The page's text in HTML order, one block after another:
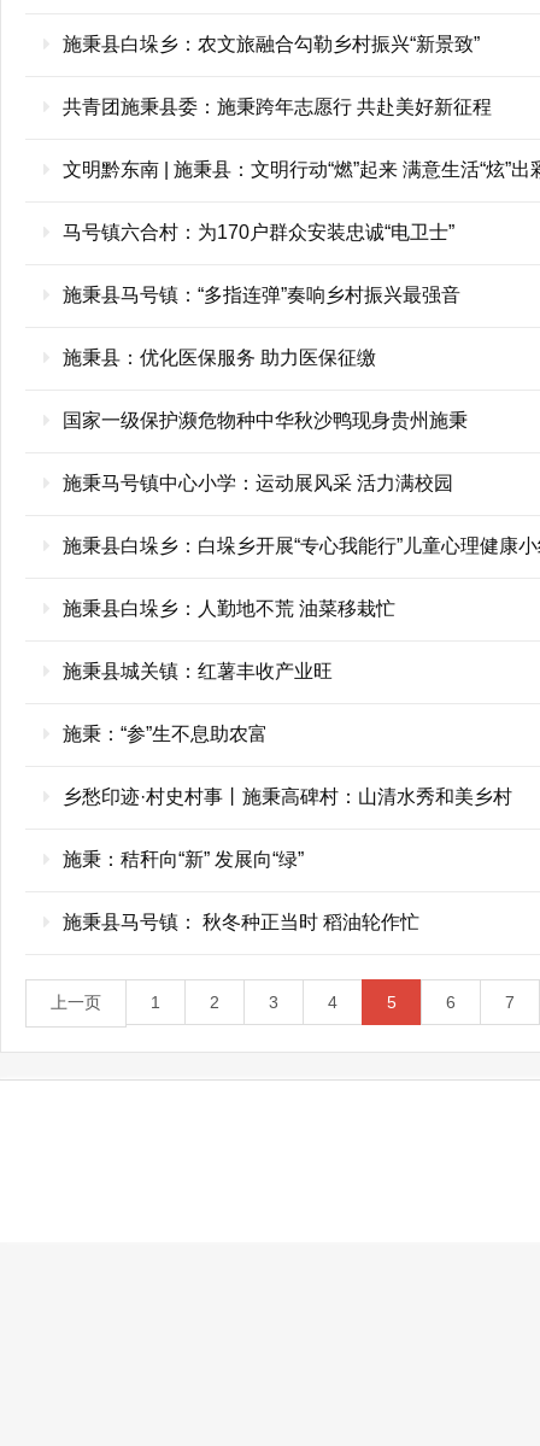
施秉县白垛乡：农文旅融合勾勒乡村振兴“新景致”
共青团施秉县委：施秉跨年志愿行 共赴美好新征程
文明黔东南 | 施秉县：文明行动“燃”起来 满意生活“炫”出
马号镇六合村：为170户群众安装忠诚“电卫士”
施秉县马号镇：“多指连弹”奏响乡村振兴最强音
施秉县：优化医保服务 助力医保征缴
国家一级保护濒危物种中华秋沙鸭现身贵州施秉
施秉马号镇中心小学：运动展风采 活力满校园
施秉县白垛乡：白垛乡开展“专心我能行”儿童心理健康
施秉县白垛乡：人勤地不荒 油菜移栽忙
施秉县城关镇：红薯丰收产业旺
施秉：“参”生不息助农富
乡愁印迹·村史村事丨施秉高碑村：山清水秀和美乡村
施秉：秸秆向“新” 发展向“绿”
施秉县马号镇： 秋冬种正当时 稻油轮作忙
上一页 1 2 3 4 5 6 7